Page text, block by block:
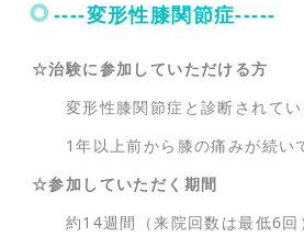
----変形性膝関節症-----
☆治験に参加していただける方
変形性膝関節症と診断されてい
1年以上前から膝の痛みが続い
☆参加していた
約14週間（来院回数は最低6回